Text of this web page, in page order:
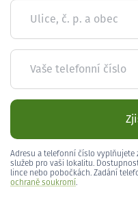
Ulice, č. p. a obec
Vaše telefonní číslo
Adresu a telefonní číslo vyplňujete
služeb pro vaši lokalitu.
lince nebo pobočkách. Zadání
ochraně soukromí.